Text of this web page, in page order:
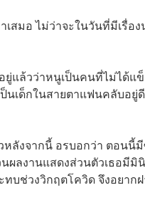
สมอ ไม่ว่าจะในวันที่มีเรื่
แล้วว่าหนูเป็นคนที่ไม่ได้แ
นเด็กในสายตาแฟนคลับอ
ลังจากนี้ อรบอกว่า ตอนนี้มี
ผลงานแสดงส่วนตัวเธอมีมิ
ทบช่วงวิกฤตโควิด จึงอยา